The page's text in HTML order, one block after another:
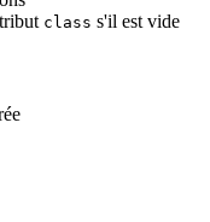
class s'il est vide